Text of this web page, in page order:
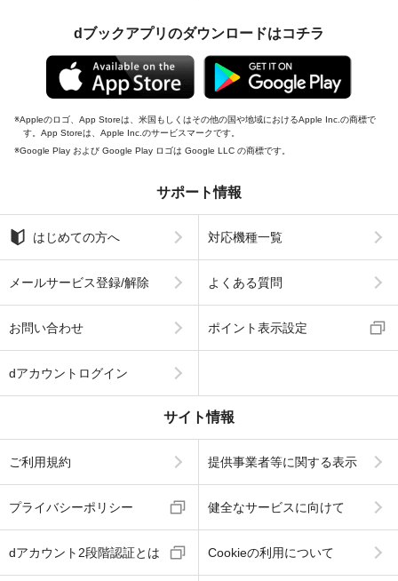
dブックアプリのダウンロードはコチラ
Appleのロゴ、App Storeは、米国もしくはその他の国や地域におけるApple Inc.の商標で
す。App Storeは、Apple Inc.のサービスマークです。
Google Play および Google Play ロゴは Google LLC の商標です。
サポート情報
はじめての方へ 対応機種一覧
メールサービス登録/解除 よくある質問
お問い合わせ ポイント表示設定
dアカウントログイン
サイト情報
ご利用規約 提供事業者等に関する表示
プライバシーポリシー 健全なサービスに向けて
dアカウント2段階認証とは Cookieの利用について